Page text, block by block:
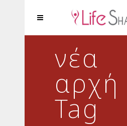
νέα
αρχή
Tag